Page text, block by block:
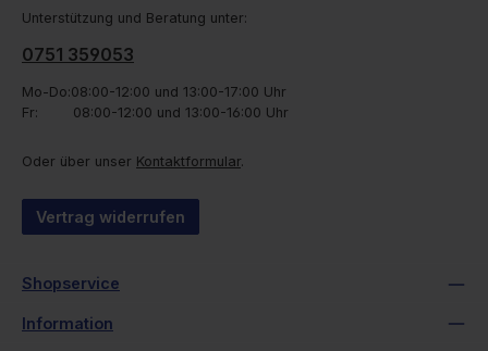
Unterstützung und Beratung unter:
0751 359053
Mo-Do:08:00-12:00 und 13:00-17:00 Uhr
Fr: 08:00-12:00 und 13:00-16:00 Uhr
Oder über unser Kontaktformular.
Vertrag widerrufen
Shopservice
Information